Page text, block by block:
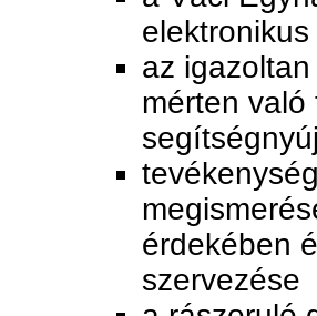
az
mérten való
érdekében
szervezése